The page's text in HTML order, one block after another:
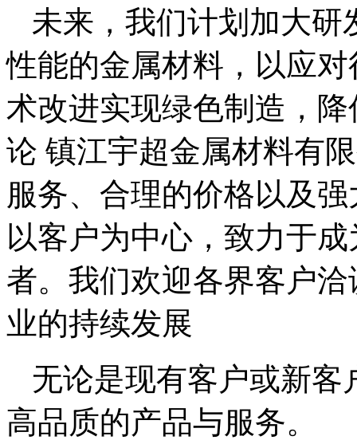
未来，我们计划加大
性能的金属材料，以应
术改进实现绿色制造，
论 镇江宇超金属材料有
服务、合理的价格以及
以客户为中心，致力于
者。我们欢迎各界客户
业的持续发展
无论是现有客户或新
高品质的产品与服务。